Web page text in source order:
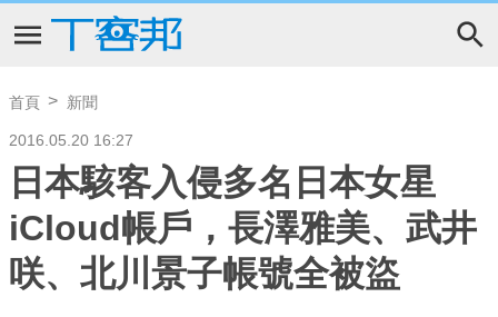
首頁 新聞
2016.05.20 16:27
日本駭客入侵多名日本女星
iCloud帳戶，長澤雅美、武井
咲、北川景子帳號全被盜